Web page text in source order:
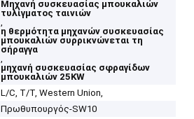
Μηχανή συσκευασίας μπουκαλιών
τυλίγματος ταινιών
,
η θερμότητα μηχανών συσκευασίας
μπουκαλιών συρρικνώνεται τη
σήραγγα
,
μηχανή συσκευασίας σφραγίδων
μπουκαλιών 25KW
L/C, T/T, Western Union,
Πρωθυπουργός-SW10